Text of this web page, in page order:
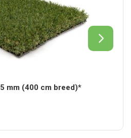
mm (400 cm breed)*